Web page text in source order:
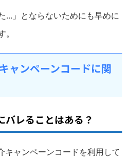
...」とならないためにも早めに
ャンペーンコードに関
バレることはある？
キャンペーンコードを利用して